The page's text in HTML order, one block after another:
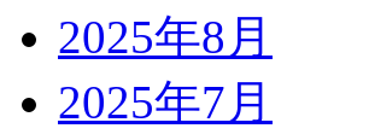
2025年8月
2025年7月